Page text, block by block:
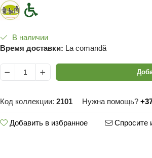
В наличии
Время доставки: La comandă
Код коллекции: 2101 Нужна помощь?
Добавить в избранное Спросите